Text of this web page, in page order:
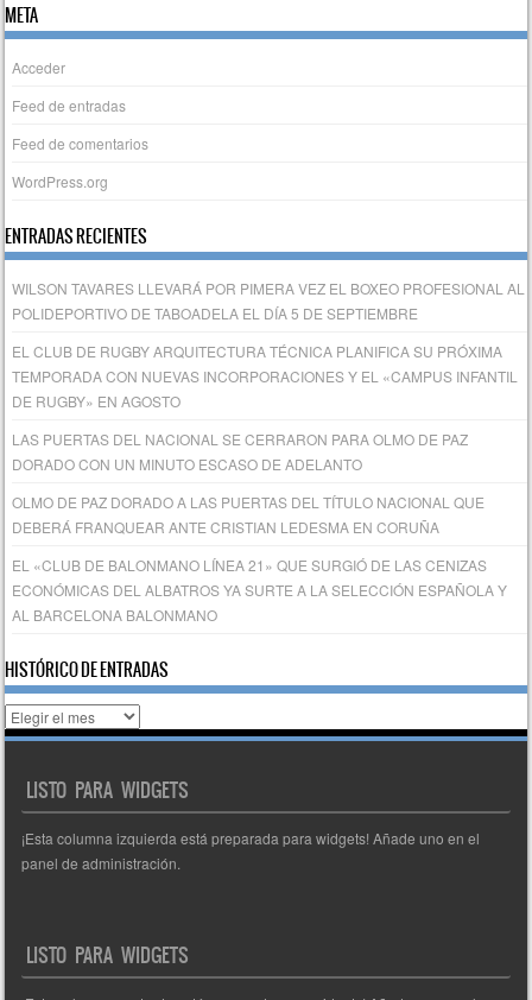
META
Acceder
Feed de entradas
Feed de comentarios
WordPress.org
ENTRADAS RECIENTES
WILSON TAVARES LLEVARÁ POR PIMERA VEZ EL BOXEO PROFESIONAL AL
POLIDEPORTIVO DE TABOADELA EL DÍA 5 DE SEPTIEMBRE
EL CLUB DE RUGBY ARQUITECTURA TÉCNICA PLANIFICA SU PRÓXIMA
TEMPORADA CON NUEVAS INCORPORACIONES Y EL «CAMPUS INFANTIL
DE RUGBY» EN AGOSTO
LAS PUERTAS DEL NACIONAL SE CERRARON PARA OLMO DE PAZ
DORADO CON UN MINUTO ESCASO DE ADELANTO
OLMO DE PAZ DORADO A LAS PUERTAS DEL TÍTULO NACIONAL QUE
DEBERÁ FRANQUEAR ANTE CRISTIAN LEDESMA EN CORUÑA
EL «CLUB DE BALONMANO LÍNEA 21» QUE SURGIÓ DE LAS CENIZAS
ECONÓMICAS DEL ALBATROS YA SURTE A LA SELECCIÓN ESPAÑOLA Y
AL BARCELONA BALONMANO
HISTÓRICO DE ENTRADAS
Histórico
de
LISTO PARA WIDGETS
¡Esta columna izquierda está preparada para widgets! Añade uno en el
panel de administración.
LISTO PARA WIDGETS